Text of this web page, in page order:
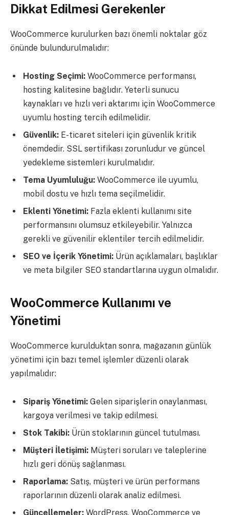
Dikkat Edilmesi Gerekenler
WooCommerce kurulurken bazı önemli noktalar göz
önünde bulundurulmalıdır:
Hosting Seçimi: WooCommerce performansı,
hosting kalitesine bağlıdır. Yeterli sunucu
kaynakları ve hızlı veri aktarımı için WooCommerce
uyumlu hosting tercih edilmelidir.
Güvenlik: E-ticaret siteleri için güvenlik kritik
önemdedir. SSL sertifikası zorunludur ve güncel
yedekleme sistemleri kurulmalıdır.
Tema Uyumluluğu: WooCommerce ile uyumlu,
mobil dostu ve hızlı tema seçilmelidir.
Eklenti Yönetimi: Fazla eklenti kullanımı site
performansını olumsuz etkileyebilir. Yalnızca
gerekli ve güvenilir eklentiler tercih edilmelidir.
SEO ve İçerik Yönetimi: Ürün açıklamaları, başlıklar
ve meta bilgiler SEO standartlarına uygun olmalıdır.
WooCommerce Kullanımı ve
Yönetimi
WooCommerce kurulduktan sonra, mağazanın günlük
yönetimi için bazı temel işlemler düzenli olarak
yapılmalıdır:
Sipariş Yönetimi: Gelen siparişlerin onaylanması,
kargoya verilmesi ve takip edilmesi.
Stok Takibi: Ürün stoklarının güncel tutulması.
Müşteri İletişimi: Müşteri soruları ve taleplerine
hızlı geri dönüş sağlanması.
Raporlama: Satış, müşteri ve ürün performans
raporlarının düzenli olarak analiz edilmesi.
Güncellemeler: WordPress, WooCommerce ve